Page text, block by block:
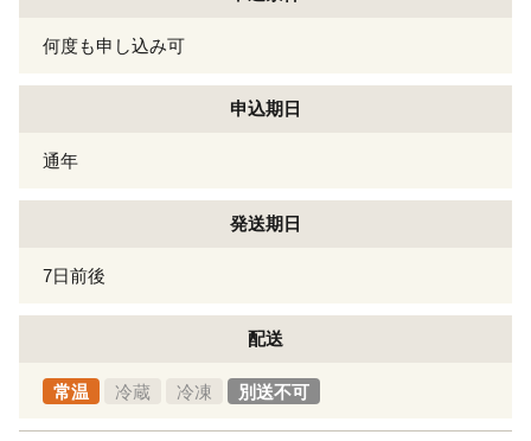
何度も申し込み可
申込期日
通年
発送期日
7日前後
配送
常温 冷蔵 冷凍 別送不可